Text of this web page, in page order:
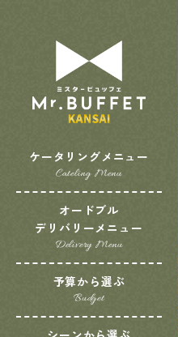
ケータリングメニュー
Cateling Menu
オードブル
デリバリーメニュー
Delivery Menu
予算から選ぶ
Budget